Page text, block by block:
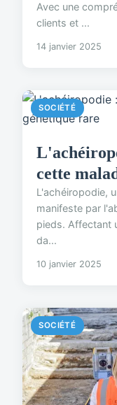
Avec une
clients et ...
14 janvier 2025
SOCIÉTÉ
cette
L'achéiropodie,
manifeste par
pieds. Affectant
da...
10 janvier 2025
SOCIÉTÉ